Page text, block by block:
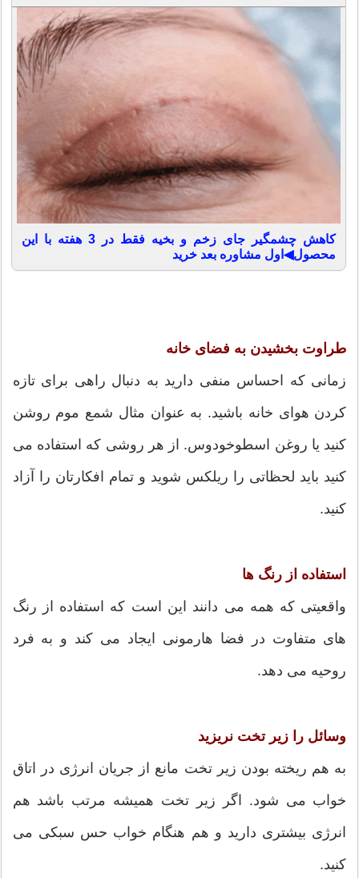
کاهش چشمگیر جای زخم و بخیه فقط در 3 هفته با این
محصول◀اول مشاوره بعد خرید
طراوت بخشیدن به فضای خانه
زمانی که احساس منفی دارید به دنبال راهی برای تازه
کردن هوای خانه باشید. به عنوان مثال شمع موم روشن
کنید یا روغن اسطوخودوس. از هر روشی که استفاده می
کنید باید لحظاتی را ریلکس شوید و تمام افکارتان را آزاد
کنید.
استفاده از رنگ ها
واقعیتی که همه می دانند این است که استفاده از رنگ
های متفاوت در فضا هارمونی ایجاد می کند و به فرد
روحیه می دهد.
وسائل را زیر تخت نریزید
به هم ریخته بودن زیر تخت مانع از جریان انرژی در اتاق
خواب می شود. اگر زیر تخت همیشه مرتب باشد هم
انرژی بیشتری دارید و هم هنگام خواب حس سبکی می
کنید.